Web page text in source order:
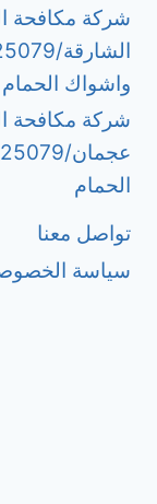
شركة مكافحة
واشواك الحمام
شركة مكافحة
الحمام
تواصل معنا
سياسة